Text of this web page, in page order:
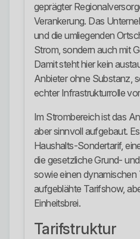
geprägter
Verankerung. Das
und die umliegenden
Strom, sondern auch mit
Damit steht hier kein
Anbieter ohne Substanz,
echter Infrastrukturrolle
Im Strombereich ist das
aber sinnvoll aufgebaut.
Haushalts-Sondertarif,
die gesetzliche Grund-
sowie einen dynamischen
aufgeblähte Tarifshow,
Einheitsbrei.
Tarifstruktur